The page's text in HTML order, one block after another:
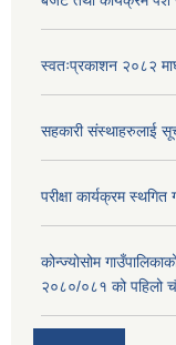
स्वतःप्रकाशन २०८२
सहकारी संस्थाहरुलाई
परीक्षा कार्यक्रम स्थगित
कोन्ज्योसोम
२०८०/०८१ को पहिलो